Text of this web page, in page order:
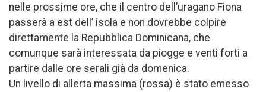
nelle prossime ore, che il centro dell’uragano Fiona
passerà a est dell’ isola e non dovrebbe colpire
direttamente la Repubblica Dominicana, che
comunque sarà interessata da piogge e venti forti a
partire dalle ore serali già da domenica.
Un livello di allerta massima (rossa) è stato emesso